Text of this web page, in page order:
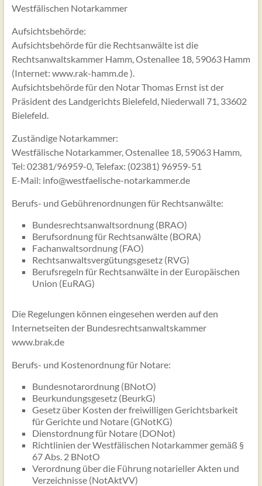
Westfälischen Notarkammer
Aufsichtsbehörde:
Aufsichtsbehörde für die Rechtsanwälte ist die
Rechtsanwaltskammer Hamm, Ostenallee 18, 59063 Hamm
(Internet: www.rak-hamm.de ).
Aufsichtsbehörde für den Notar Thomas Ernst ist der
Präsident des Landgerichts Bielefeld, Niederwall 71, 33602
Bielefeld.
Zuständige Notarkammer:
Westfälische Notarkammer, Ostenallee 18, 59063 Hamm,
Tel: 02381/96959-0, Telefax: (02381) 96959-51
E-Mail: info@westfaelische-notarkammer.de
Berufs- und Gebührenordnungen für Rechtsanwälte:
Bundesrechtsanwaltsordnung (BRAO)
Berufsordnung für Rechtsanwälte (BORA)
Fachanwaltsordnung (FAO)
Rechtsanwaltsvergütungsgesetz (RVG)
Berufsregeln für Rechtsanwälte in der Europäischen
Union (EuRAG)
Die Regelungen können eingesehen werden auf den
Internetseiten der Bundesrechtsanwaltskammer
www.brak.de
Berufs- und Kostenordnung für Notare:
Bundesnotarordnung (BNotO)
Beurkundungsgesetz (BeurkG)
Gesetz über Kosten der freiwilligen Gerichtsbarkeit
für Gerichte und Notare (GNotKG)
Dienstordnung für Notare (DONot)
Richtlinien der Westfälischen Notarkammer gemäß §
67 Abs. 2 BNotO
Verordnung über die Führung notarieller Akten und
Verzeichnisse (NotAktVV)